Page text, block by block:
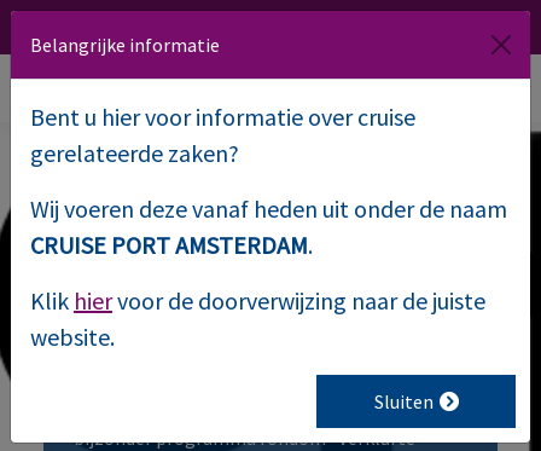
Grachtenfestival bij
Passenger Terminal
Amsterdan
Het HearAndNow Collectief brengt een
bijzonder programma rondom “Verklärte
Belangrijke informatie
Bent u hier voor informatie over cruise
gerelateerde zaken?
Wij voeren deze vanaf heden uit onder de naam
CRUISE PORT AMSTERDAM.
Klik hiervoor de doorverwijzing naar de juiste
website.
Sluiten